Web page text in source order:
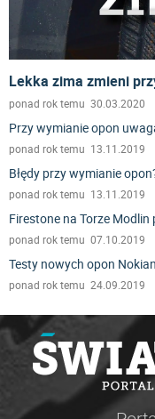
Lekka zima zmieni
ponad rok temu 30.03.2020
Przy wymianie opon
ponad rok temu 13.11.2019
Błędy przy wymianie
ponad rok temu 13.11.2019
Firestone na Torze
ponad rok temu 07.10.2019
Testy nowych opon
ponad rok temu 24.09.2019